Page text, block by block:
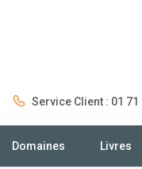
Service Client : 01 71
Domaines Livres